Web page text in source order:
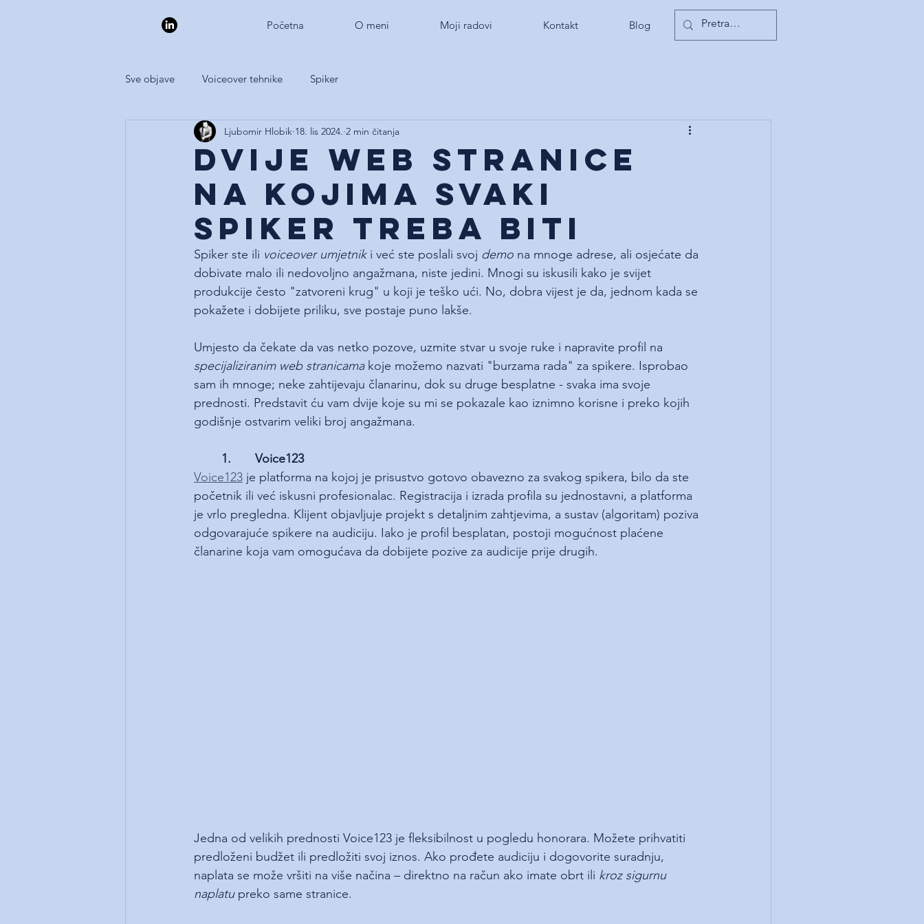
Početna O meni Moji radovi Kontakt Blog
Sve objave Voiceover tehnike Spiker
Dvije web stranice
na kojima svaki
spiker treba biti
Ljubomir Hlobik 18. lis 2024. 2 min čitanja
Spiker ste ili voiceover umjetnik i već ste poslali svoj demo na mnoge adrese, ali osjećate da
dobivate malo ili nedovoljno angažmana, niste jedini. Mnogi su iskusili kako je svijet
produkcije često "zatvoreni krug" u koji je teško ući. No, dobra vijest je da, jednom kada se
pokažete i dobijete priliku, sve postaje puno lakše.
Umjesto da čekate da vas netko pozove, uzmite stvar u svoje ruke i napravite profil na
specijaliziranim web stranicama koje možemo nazvati "burzama rada" za spikere. Isprobao
sam ih mnoge; neke zahtijevaju članarinu, dok su druge besplatne - svaka ima svoje
prednosti. Predstavit ću vam dvije koje su mi se pokazale kao iznimno korisne i preko kojih
godišnje ostvarim veliki broj angažmana.
1.       Voice123
Voice123 je platforma na kojoj je prisustvo gotovo obavezno za svakog spikera, bilo da ste
početnik ili već iskusni profesionalac. Registracija i izrada profila su jednostavni, a platforma
je vrlo pregledna. Klijent objavljuje projekt s detaljnim zahtjevima, a sustav (algoritam) poziva
odgovarajuće spikere na audiciju. Iako je profil besplatan, postoji mogućnost plaćene
članarine koja vam omogućava da dobijete pozive za audicije prije drugih.
Jedna od velikih prednosti Voice123 je fleksibilnost u pogledu honorara. Možete prihvatiti
predloženi budžet ili predložiti svoj iznos. Ako prođete audiciju i dogovorite suradnju,
naplata se može vršiti na više načina – direktno na račun ako imate obrt ili kroz sigurnu
naplatu preko same stranice.